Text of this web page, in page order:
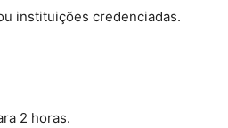
instituições credenciadas.
2 horas.